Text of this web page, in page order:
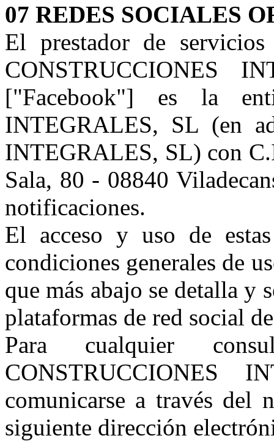
07 REDES SOCIALES
El prestador de
CONSTRUCCIONES
["Facebook"] es la
INTEGRALES, SL (en
INTEGRALES, SL) con
Sala, 80 - 08840
notificaciones.
El acceso y uso de
condiciones generales de
que más abajo se detalla y
plataformas de red social
Para cualquier
CONSTRUCCIONES
comunicarse a través del
siguiente dirección